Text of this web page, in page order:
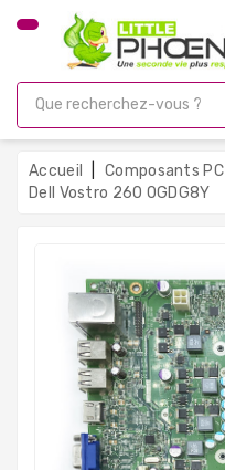
CATÉGORIE
Gamer
Unités
Centrales
Reconditionnées
Ordinateurs
Portables
Accueil Composants PC
Dell Vostro 260 0GDG8Y